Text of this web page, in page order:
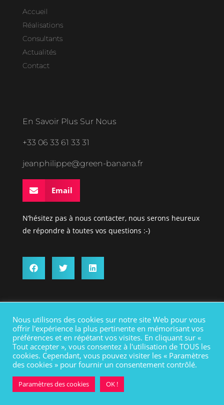
© Tous droits réservés 2022
Crédit photo Unsplash
En Savoir Plus Sur Nous
+33 06 33 61 33 31
jeanphilippe@green-banana.fr
Email
N’hésitez pas à nous contacter, nous serons heureux
de répondre à toutes vos questions :-)
Accueil
Réalisations
Consultants
Actualités
Contact
Nous utilisons des cookies sur notre site Web pour vous
offrir l'expérience la plus pertinente en mémorisant vos
préférences et en répétant vos visites. En cliquant sur «
Tout accepter », vous consentez à l'utilisation de TOUS les
cookies. Cependant, vous pouvez visiter les « Paramètres
des cookies » pour fournir un consentement contrôlé.
Paramètres des cookies OK !